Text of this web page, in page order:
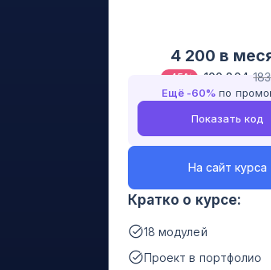
4 200 в
-45% 100 804
Ещё -60% по
Показать код
На сайт курса
Кратко о курсе:
18 модулей
Проект в портфолио